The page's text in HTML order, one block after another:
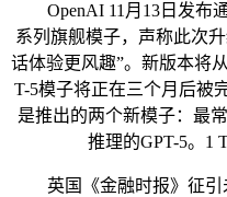
OpenAI 11月13日发布通
系列旗舰模子，声称此次
话体验更风趣”。新版本将
T-5模子将正在三个月后被
是推出的两个新模子：最
推理的GPT-5。1
英国《金融时报》征引